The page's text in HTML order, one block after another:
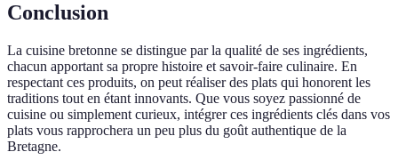
Conclusion
La cuisine bretonne se distingue par la qualité de ses ingrédients,
chacun apportant sa propre histoire et savoir-faire culinaire. En
respectant ces produits, on peut réaliser des plats qui honorent les
traditions tout en étant innovants. Que vous soyez passionné de
cuisine ou simplement curieux, intégrer ces ingrédients clés dans vos
plats vous rapprochera un peu plus du goût authentique de la
Bretagne.